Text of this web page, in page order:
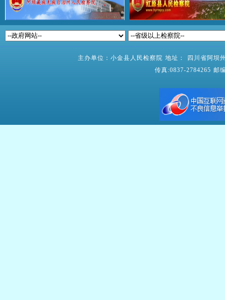
主办单位：小金县人民检察院 地址： 四川省阿坝
传真:0837-2784265 邮